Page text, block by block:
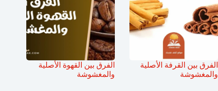
الفرق بين القرفة الأصلية
والمغشوشة
الفرق بين القهوة الأصلية
والمغشوشة